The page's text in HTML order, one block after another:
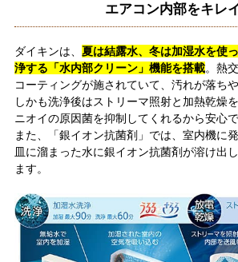
エアコン内部をキレ
ダイキンは、 夏は結露水、冬は加湿水を使
浄する「水内部クリーン」機能を搭載。熱
コーティングが施されていて、汚れが落ち
しかも洗浄後はストリーマ照射と加熱乾燥
ニオイの原因菌を抑制してくれるから安心で
また、「銀イオン抗菌剤」では、室内機に
皿に溜まった水に銀イオン抗菌剤が溶け出
ます。